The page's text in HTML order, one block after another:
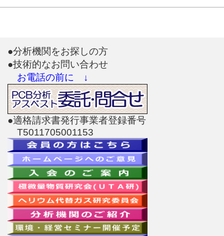
●分析機関をお探しの方
●技術的なお問い合わせ
お電話の前に ↓
●適格請求書発行事業者登録番号
T5011705001153